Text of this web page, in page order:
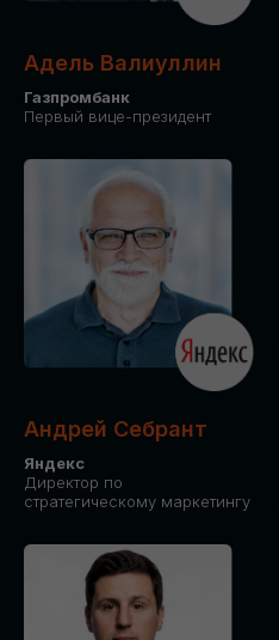
Адель Валиуллин
Газпромбанк
Первый вице-президент
Андрей Себрант
Яндекс
Директор по
стратегическому маркетингу